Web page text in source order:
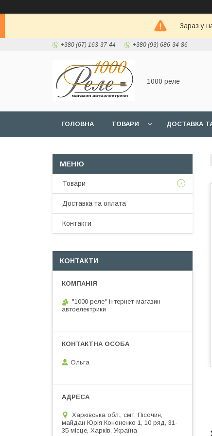
Зараз у
+380 (67) 163-37-44 +380 (93) 686-34-86
1000 реле
ГОЛОВНА ТОВАРИ ДОСТАВКА
Товари
Доставка та оплата
Контакти
КОНТАКТИ
"1000 реле" інтернет-магазин
автоелектрики
Ольга
Харківська обл., смт. Пісочин,
майдан Юрія Кононенко 1, 10 ряд, 31-
35 місце, Харків, Україна